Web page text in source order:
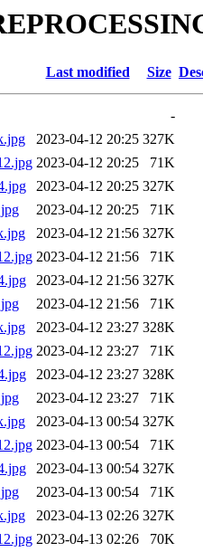
Last modified Size
-
2023-04-12 20:25 327K
2023-04-12 20:25
71K
2023-04-12 20:25 327K
2023-04-12 20:25
71K
2023-04-12 21:56 327K
2023-04-12 21:56
71K
2023-04-12 21:56 327K
2023-04-12 21:56
71K
2023-04-12 23:27 328K
2023-04-12 23:27
71K
2023-04-12 23:27 328K
2023-04-12 23:27
71K
2023-04-13 00:54 327K
2023-04-13 00:54
71K
2023-04-13 00:54 327K
2023-04-13 00:54
71K
2023-04-13 02:26 327K
2023-04-13 02:26
70K